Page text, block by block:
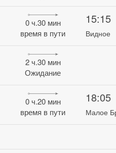
0 ч.30 мин
время в пути
15:15
Видное
2 ч.30 мин
Ожидание
0 ч.20 мин
время в пути
18:05
Малое